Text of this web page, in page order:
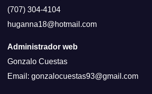
(707) 304-4104
huganna18@hotmail.com
Administrador web
Gonzalo Cuestas
Email: gonzalocuestas93@gmail.com